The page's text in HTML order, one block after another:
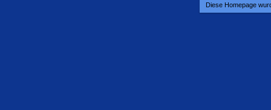
Diese Homepage